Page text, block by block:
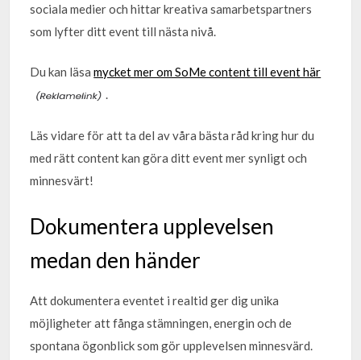
sociala medier och hittar kreativa samarbetspartners
som lyfter ditt event till nästa nivå.
Du kan läsamycket mer om SoMe content till event här
.
Läs vidare för att ta del av våra bästa råd kring hur du
med rätt content kan göra ditt event mer synligt och
minnesvärt!
Dokumentera upplevelsen
medan den händer
Att dokumentera eventet i realtid ger dig unika
möjligheter att fånga stämningen, energin och de
spontana ögonblick som gör upplevelsen minnesvärd.